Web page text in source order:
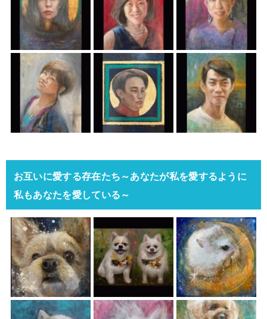
お互いに愛する存在たち～あなたが私を愛するように
私もあなたを愛している～